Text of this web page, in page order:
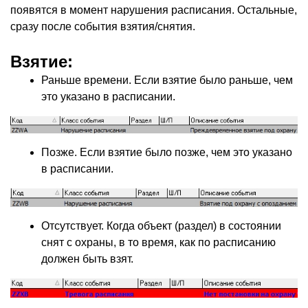
появятся в момент нарушения расписания. Остальные,
сразу после события взятия/снятия.
Взятие:
Раньше времени. Если взятие было раньше, чем
это указано в расписании.
Позже. Если взятие было позже, чем это указано
в расписании.
Отсутствует. Когда объект (раздел) в состоянии
снят с охраны, в то время, как по расписанию
должен быть взят.